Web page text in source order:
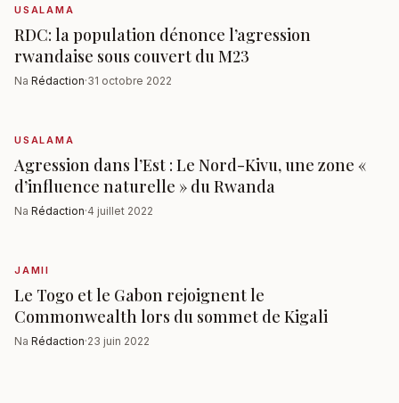
USALAMA
RDC: la population dénonce l’agression
rwandaise sous couvert du M23
Na Rédaction·31 octobre 2022
USALAMA
Agression dans l’Est : Le Nord-Kivu, une zone «
d’influence naturelle » du Rwanda
Na Rédaction·4 juillet 2022
JAMII
Le Togo et le Gabon rejoignent le
Commonwealth lors du sommet de Kigali
Na Rédaction·23 juin 2022